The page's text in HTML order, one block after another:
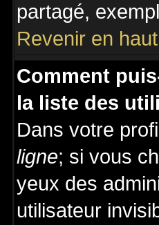
partagé,
Revenir en
Comment
la liste des
Dans votre
ligne; si vous
yeux des
utilisateur